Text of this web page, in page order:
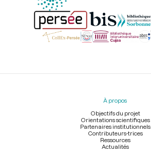
Menu
À propos
Objectifs du projet
Orientations scientifiques
Partenaires institutionnels
Contributeurs-trices
Ressources
Actualités